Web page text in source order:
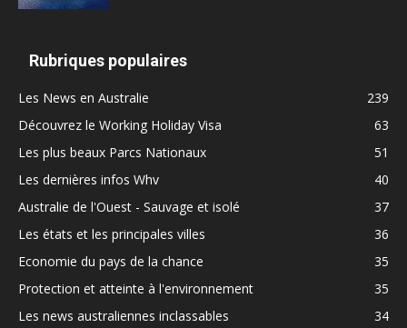
Rubriques populaires
Les News en Australie
239
Découvrez le Working Holiday Visa
63
Les plus beaux Parcs Nationaux
51
Les dernières infos Whv
40
Australie de l'Ouest - Sauvage et isolé
37
Les états et les principales villes
36
Economie du pays de la chance
35
Protection et atteinte à l'environnement
35
Les news australiennes inclassables
34